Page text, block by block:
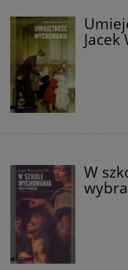
Fundusz zbrodni.
FOZZ - Leszek
do koszyka
Jacek
W